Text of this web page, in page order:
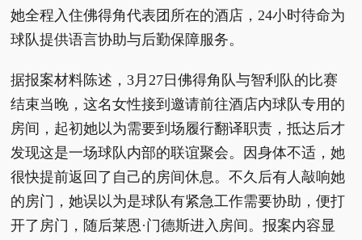
她全程入住佛得角代表团所在的酒店，24小时待命为
球队提供语言协助与后勤保障服务。
据报案材料陈述，3月27日佛得角队与智利队的比赛
结束当晚，这名女性接到邀请前往酒店内球队专用的
房间，起初她以为需要到场履行翻译职责，抵达后才
发现这是一场球队内部的联谊聚会。因身体不适，她
很快提前返回了自己的房间休息。不久后有人敲响她
的房门，她误以为是球队有紧急工作需要协助，便打
开了房门，随后莱恩·门德斯进入房间。报案内容显